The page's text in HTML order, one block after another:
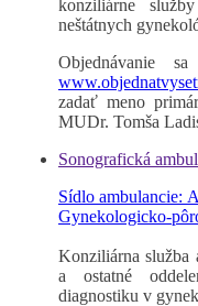
konziliárne
neštátnych
Objednávanie
zadať meno
MUDr. Tomša
Sonografická
Sídlo ambulancie:
Gynekologicko-
Konziliárna služba
a ostatné
diagnostiku v